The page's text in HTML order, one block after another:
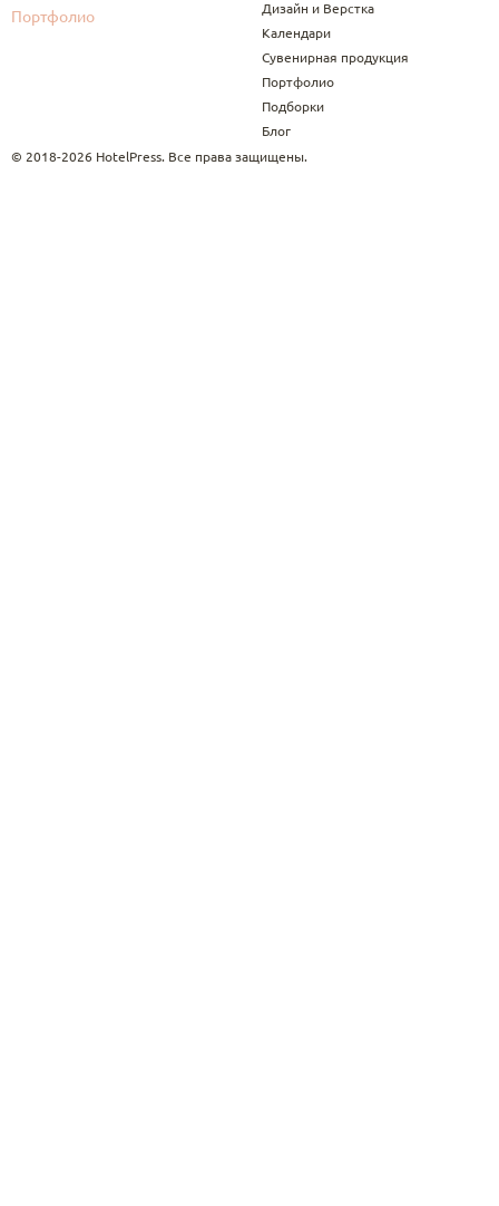
Портфолио
Дизайн и Верстка
Календари
Сувенирная продукция
Портфолио
Подборки
Блог
© 2018-2026 HotelPress. Все права защищены.